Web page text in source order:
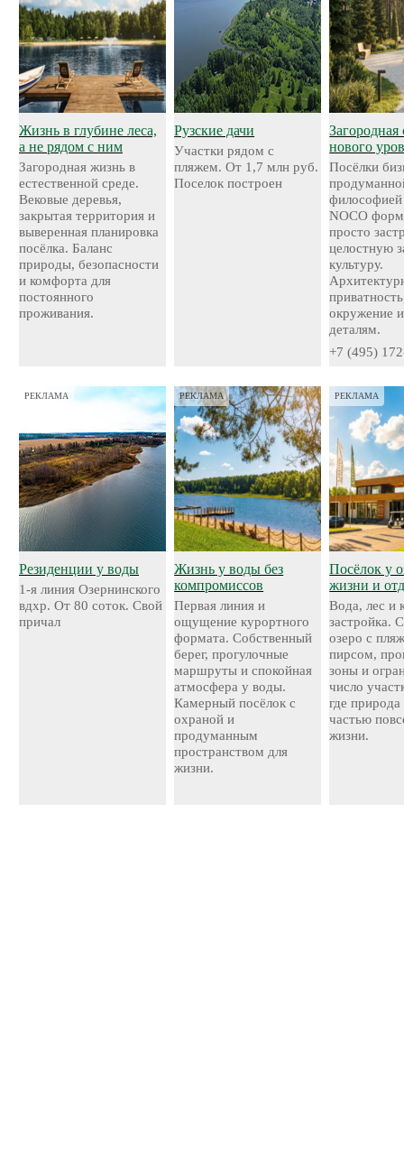
Жизнь в глубине леса,
а не рядом с ним
Загородная жизнь в
естественной среде.
Вековые деревья,
закрытая территория и
выверенная планировка
посёлка. Баланс
природы, безопасности
и комфорта для
постоянного
проживания.
Рузские дачи
Участки рядом с
пляжем. От 1,7 млн руб.
Поселок построен
Загородная
нового
Посёлки
NOCO
просто
целостную
культуру.
окружение
деталям.
+7 (495)
РЕКЛАМА
Резиденции у воды
1-я линия Озернинского
вдхр. От 80 соток. Свой
причал
РЕКЛАМА
Жизнь у воды без
компромиссов
Первая линия и
ощущение курортного
формата. Собственный
берег, прогулочные
маршруты и спокойная
атмосфера у воды.
Камерный посёлок с
охраной и
продуманным
пространством для
жизни.
РЕКЛАМА
Посёлок у
жизни и
Вода, лес и
застройка.
озеро с
пирсом,
зоны и
число
где природа
частью
жизни.